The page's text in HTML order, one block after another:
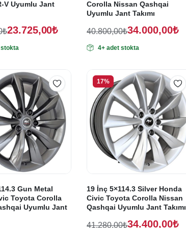
V Uyumlu Jant
₺23.725,00₺
Corolla Nissan Qashqai
Uyumlu Jant Takımı
40.800,00₺
Orijinal
fiyat:
34.000,00₺
Şu
andaki
34.000,00₺.
4+ adet stokta
Gun Metal
Toyota Corolla
Uyumlu Jant
17%
19 İnç 5×114.3 Silver Honda
Civic Toyota Corolla Nissan
Qashqai Uyumlu Jant Takımı
41.280,00₺34.400,00₺